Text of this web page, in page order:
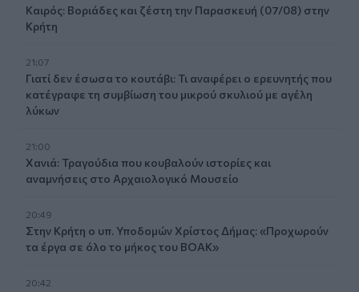
Καιρός: Βοριάδες και ζέστη την Παρασκευή (07/08) στην
Κρήτη
21:07
Γιατί δεν έσωσα το κουτάβι: Τι αναφέρει ο ερευνητής που
κατέγραφε τη συμβίωση του μικρού σκυλιού με αγέλη
λύκων
21:00
Χανιά: Τραγούδια που κουβαλούν ιστορίες και
αναμνήσεις στο Αρχαιολογικό Μουσείο
20:49
Στην Κρήτη ο υπ. Υποδομών Χρίστος Δήμας: «Προχωρούν
τα έργα σε όλο το μήκος του ΒΟΑΚ»
20:42